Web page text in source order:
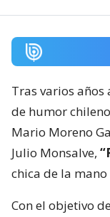
Tras varios años
de humor chileno
Mario Moreno
Julio Monsalve,
chica de la mano
Con el objetivo